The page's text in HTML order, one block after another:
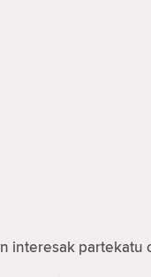
interesak